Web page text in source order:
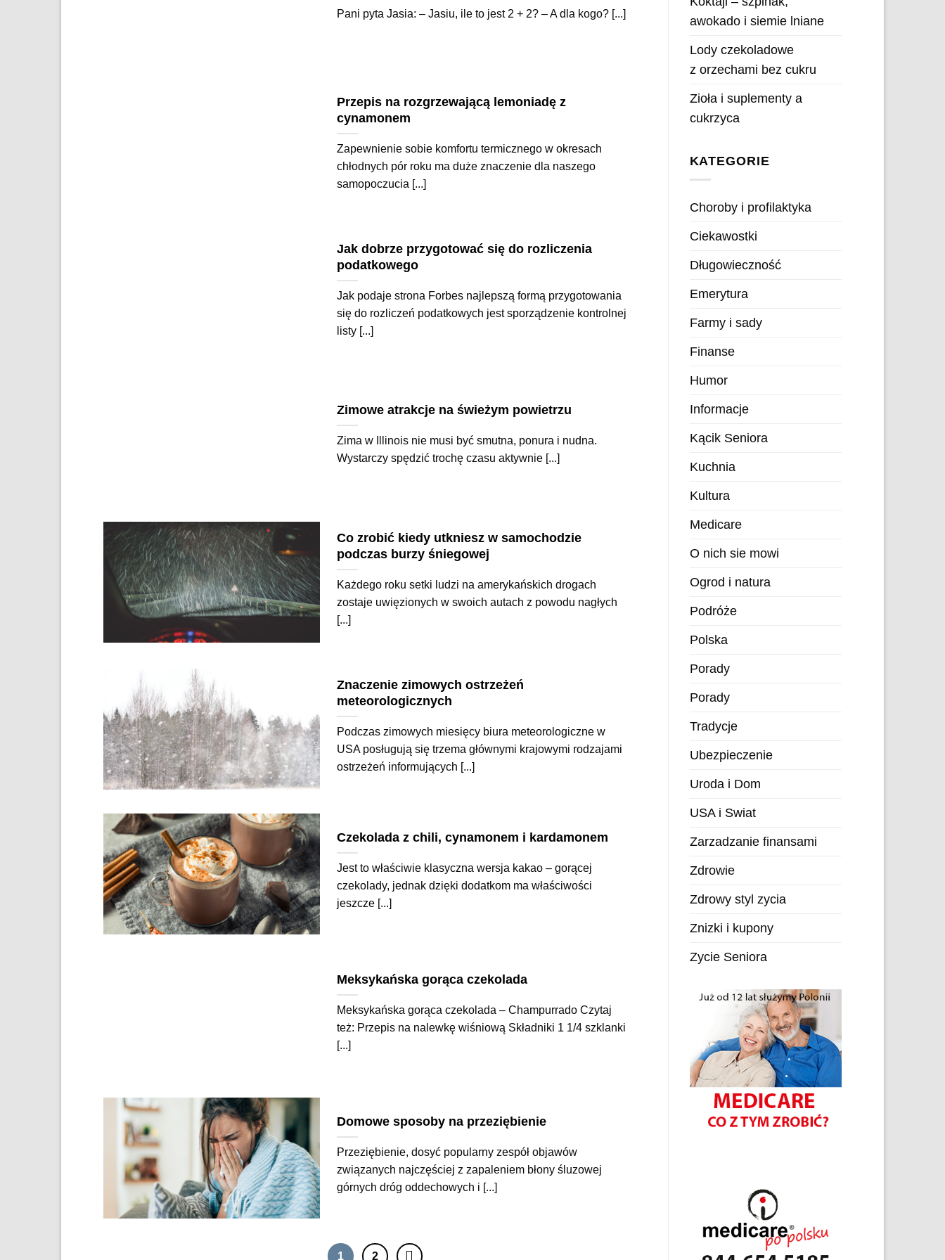
Pani pyta Jasia: – Jasiu, ile to jest 2 + 2? – A dla kogo? [...]
Przepis na rozgrzewającą lemoniadę z
cynamonem
Zapewnienie sobie komfortu termicznego w okresach
chłodnych pór roku ma duże znaczenie dla naszego
samopoczucia [...]
Jak dobrze przygotować się do rozliczenia
podatkowego
Jak podaje strona Forbes najlepszą formą przygotowania
się do rozliczeń podatkowych jest sporządzenie kontrolnej
listy [...]
Zimowe atrakcje na świeżym powietrzu
Zima w Illinois nie musi być smutna, ponura i nudna.
Wystarczy spędzić trochę czasu aktywnie [...]
Co zrobić kiedy utkniesz w samochodzie
podczas burzy śniegowej
Każdego roku setki ludzi na amerykańskich drogach
zostaje uwięzionych w swoich autach z powodu nagłych
[...]
Znaczenie zimowych ostrzeżeń
meteorologicznych
Podczas zimowych miesięcy biura meteorologiczne w
USA posługują się trzema głównymi krajowymi rodzajami
ostrzeżeń informujących [...]
Czekolada z chili, cynamonem i kardamonem
Jest to właściwie klasyczna wersja kakao – gorącej
czekolady, jednak dzięki dodatkom ma właściwości
jeszcze [...]
Meksykańska gorąca czekolada
Meksykańska gorąca czekolada – Champurrado Czytaj
też: Przepis na nalewkę wiśniową Składniki 1 1/4 szklanki
[...]
Domowe sposoby na przeziębienie
Przeziębienie, dosyć popularny zespół objawów
związanych najczęściej z zapaleniem błony śluzowej
górnych dróg oddechowych i [...]
1 2
awokado i siemie lniane
Lody czekoladowe
z orzechami bez cukru
Zioła i suplementy a
cukrzyca
KATEGORIE
Choroby i profilaktyka
Ciekawostki
Długowieczność
Emerytura
Farmy i sady
Finanse
Humor
Informacje
Kącik Seniora
Kuchnia
Kultura
Medicare
O nich sie mowi
Ogrod i natura
Podróże
Polska
Porady
Porady
Tradycje
Ubezpieczenie
Uroda i Dom
USA i Swiat
Zarzadzanie finansami
Zdrowie
Zdrowy styl zycia
Znizki i kupony
Zycie Seniora